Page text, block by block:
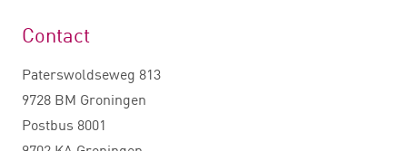
Contact
Paterswoldseweg 813
9728 BM Groningen
Postbus 8001